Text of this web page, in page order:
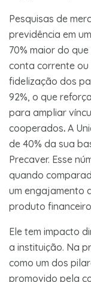
Pesquisas de
previdência em
70% maior do
conta corrente
fidelização dos
92%, o que
para ampliar
cooperados. A
de 40% da sua
Precaver. Esse
quando
um engajamento
produto
Ele tem impacto
a instituição. Na
como um dos
promovido pela